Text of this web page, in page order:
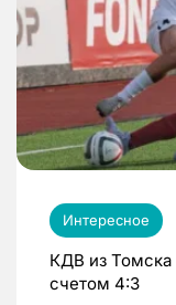
Интересное
КДВ из Томска
счетом 4:3